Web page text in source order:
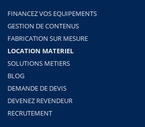
FINANCEZ VOS EQUIPEMENTS
GESTION DE CONTENUS
FABRICATION SUR MESURE
LOCATION MATERIEL
SOLUTIONS METIERS
BLOG
DEMANDE DE DEVIS
DEVENEZ REVENDEUR
RECRUTEMENT